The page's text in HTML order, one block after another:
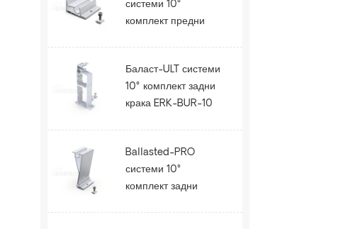
системи 10°
комплект предни
Баласт-ULT системи
10° комплект задни
крака ERK-BUR-10
Ballasted-PRO
системи 10°
комплект задни